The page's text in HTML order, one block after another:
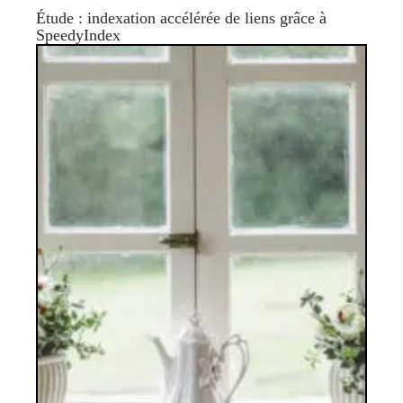
Étude : indexation accélérée de liens grâce à
SpeedyIndex